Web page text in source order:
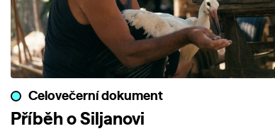
Celovečerní dokument
Příběh o Siljanovi